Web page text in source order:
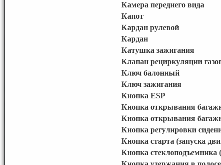
Камера переднего вида
Капот
Кардан рулевой
Кардан
Катушка зажигания
Клапан рециркуляции
Ключ балонный
Ключ зажигания
Кнопка ESP
Кнопка открывания
Кнопка открывания
Кнопка регулировки
Кнопка старта (запуска
Кнопка стеклоподъемника